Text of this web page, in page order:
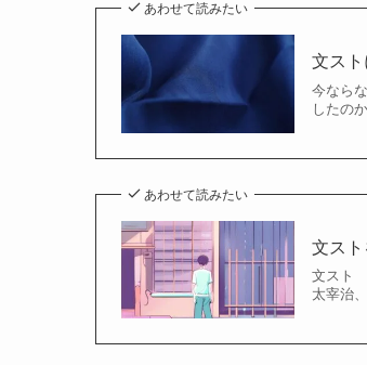
あわせて読みたい
文ス
今なら
したの
あわせて読みたい
文スト
文スト
太宰治